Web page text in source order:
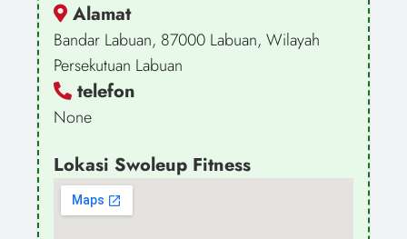
Alamat
Bandar Labuan, 87000 Labuan, Wilayah
Persekutuan Labuan
telefon
None
Lokasi Swoleup Fitness